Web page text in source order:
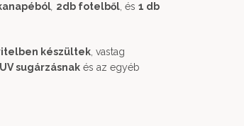
2db fotelből , és 1 db
készültek , vastag
sugárzásnak és az egyéb